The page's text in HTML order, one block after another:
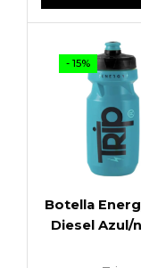
- 15%
Botella
Diesel Azul/